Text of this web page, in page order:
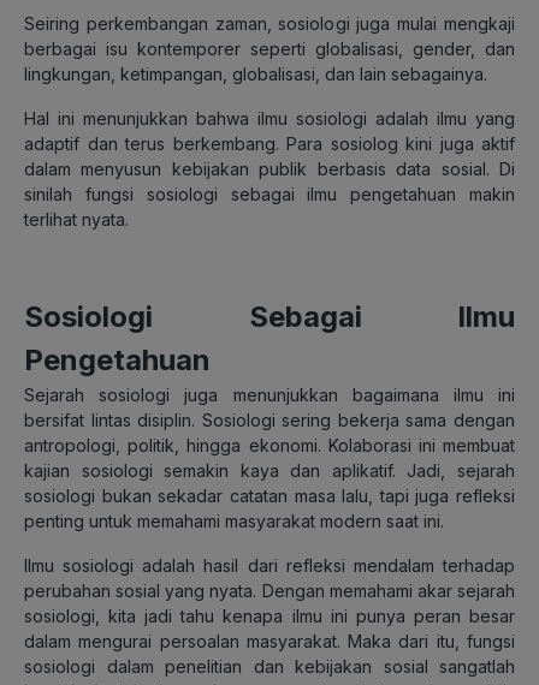
Seiring perkembangan zaman, sosiologi juga mulai mengkaji
berbagai isu kontemporer seperti globalisasi, gender, dan
lingkungan, ketimpangan, globalisasi, dan lain sebagainya.
Hal ini menunjukkan bahwa ilmu sosiologi adalah ilmu yang
adaptif dan terus berkembang. Para sosiolog kini juga aktif
dalam menyusun kebijakan publik berbasis data sosial. Di
sinilah fungsi sosiologi sebagai ilmu pengetahuan makin
terlihat nyata.
Sosiologi Sebagai Ilmu
Pengetahuan
Sejarah sosiologi juga menunjukkan bagaimana ilmu ini
bersifat lintas disiplin. Sosiologi sering bekerja sama dengan
antropologi, politik, hingga ekonomi. Kolaborasi ini membuat
kajian sosiologi semakin kaya dan aplikatif. Jadi, sejarah
sosiologi bukan sekadar catatan masa lalu, tapi juga refleksi
penting untuk memahami masyarakat modern saat ini.
Ilmu sosiologi adalah hasil dari refleksi mendalam terhadap
perubahan sosial yang nyata. Dengan memahami akar sejarah
sosiologi, kita jadi tahu kenapa ilmu ini punya peran besar
dalam mengurai persoalan masyarakat. Maka dari itu, fungsi
sosiologi dalam penelitian dan kebijakan sosial sangatlah